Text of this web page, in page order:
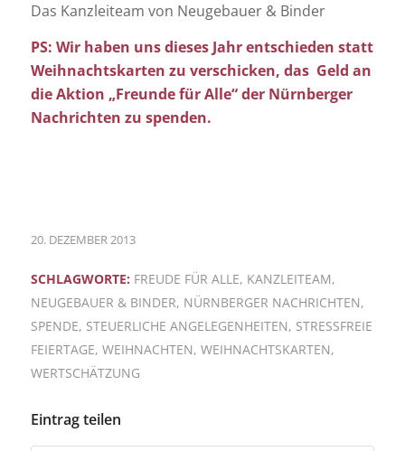
Das Kanzleiteam von Neugebauer & Binder
PS: Wir haben uns dieses Jahr entschieden statt
Weihnachtskarten zu verschicken, das Geld an
die Aktion „Freunde für Alle“ der Nürnberger
Nachrichten zu spenden.
20. DEZEMBER 2013
SCHLAGWORTE: FREUDE FÜR ALLE, KANZLEITEAM,
NEUGEBAUER & BINDER, NÜRNBERGER NACHRICHTEN,
SPENDE, STEUERLICHE ANGELEGENHEITEN, STRESSFREIE
FEIERTAGE, WEIHNACHTEN, WEIHNACHTSKARTEN,
WERTSCHÄTZUNG
Eintrag teilen